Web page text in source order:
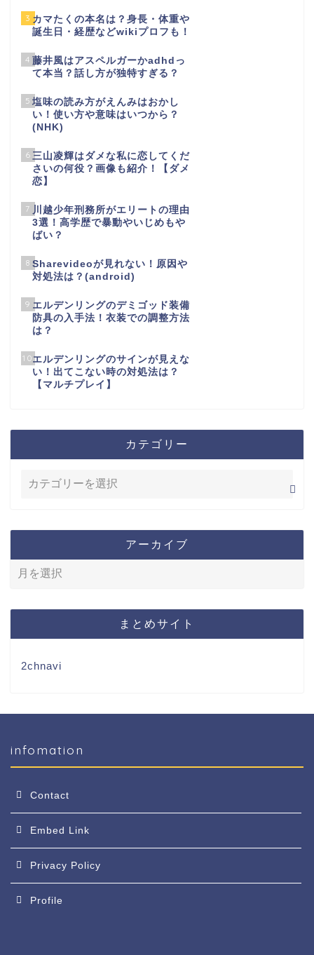
3 カマたくの本名は？身長・体重や
誕生日・経歴などwikiプロフも！
4 藤井風はアスペルガーかadhdっ
て本当？話し方が独特すぎる？
5 塩味の読み方がえんみはおかし
い！使い方や意味はいつから？
(NHK)
6 三山凌輝はダメな私に恋してくだ
さいの何役？画像も紹介！【ダメ
恋】
7 川越少年刑務所がエリートの理由
3選！高学歴で暴動やいじめもや
ばい？
8 Sharevideoが見れない！原因や
対処法は？(android)
9 エルデンリングのデミゴッド装備
防具の入手法！衣装での調整方法
は？
10エルデンリングのサインが見えな
い！出てこない時の対処法は？
【マルチプレイ】
カテゴリー
アーカイブ
まとめサイト
2chnavi
infomation
Contact
Embed Link
Privacy Policy
Profile